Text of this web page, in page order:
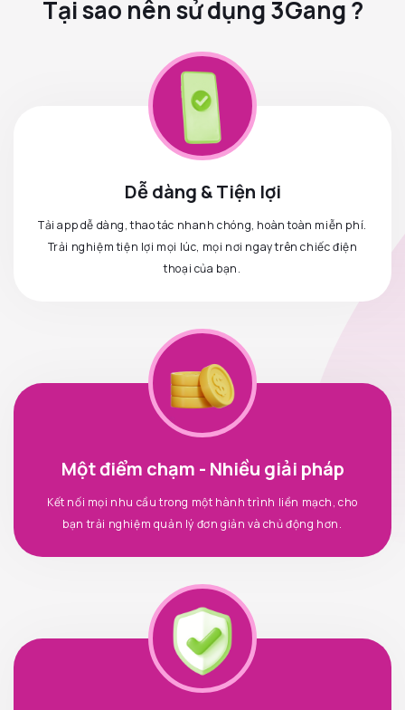
Tại sao nên sử dụng 3Gang ?
Dễ dàng & Tiện lợi
Tải app dễ dàng, thao tác nhanh chóng, hoàn toàn miễn phí.
Trải nghiệm tiện lợi mọi lúc, mọi nơi ngay trên chiếc điện
thoại của bạn.
Một điểm chạm - Nhiều giải pháp
Kết nối mọi nhu cầu trong một hành trình liền mạch, cho
bạn trải nghiệm quản lý đơn giản và chủ động hơn.